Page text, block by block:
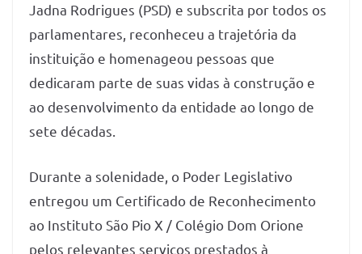
Jadna Rodrigues (PSD) e subscrita por todos os
parlamentares, reconheceu a trajetória da
instituição e homenageou pessoas que
dedicaram parte de suas vidas à construção e
ao desenvolvimento da entidade ao longo de
sete décadas.
Durante a solenidade, o Poder Legislativo
entregou um Certificado de Reconhecimento
ao Instituto São Pio X / Colégio Dom Orione
pelos relevantes serviços prestados à